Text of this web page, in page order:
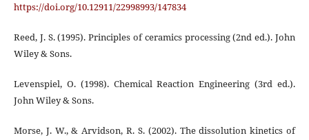
https://doi.org/10.12911/22998993/147834
Reed, J. S. (1995). Principles of ceramics processing (2nd ed.). John
Wiley & Sons.
Levenspiel, O. (1998). Chemical Reaction Engineering (3rd ed.).
John Wiley & Sons.
Morse, J. W., & Arvidson, R. S. (2002). The dissolution kinetics of